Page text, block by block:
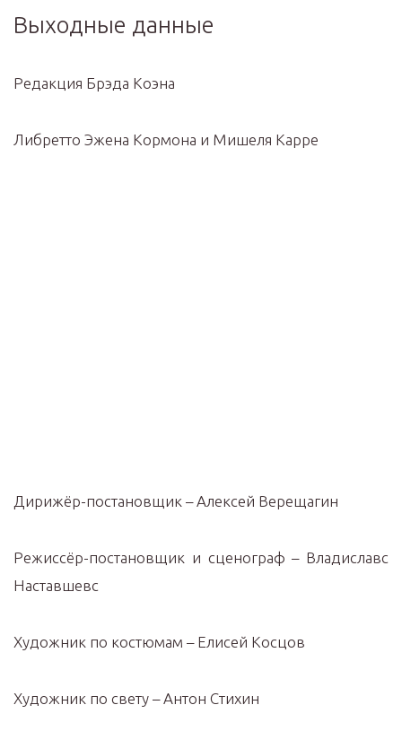
Выходные данные
Редакция Брэда Коэна
Либретто Эжена Кормона и Мишеля Карре
Дирижёр-постановщик – Алексей Верещагин
Режиссёр-постановщик и сценограф – Владиславс
Наставшевс
Художник по костюмам – Елисей Косцов
Художник по свету – Антон Стихин